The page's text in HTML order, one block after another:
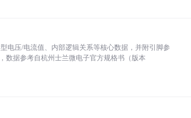
电压/电流值、内部逻辑关系等核心数据，并附引脚参
数据参考自杭州士兰微电子官方规格书（版本